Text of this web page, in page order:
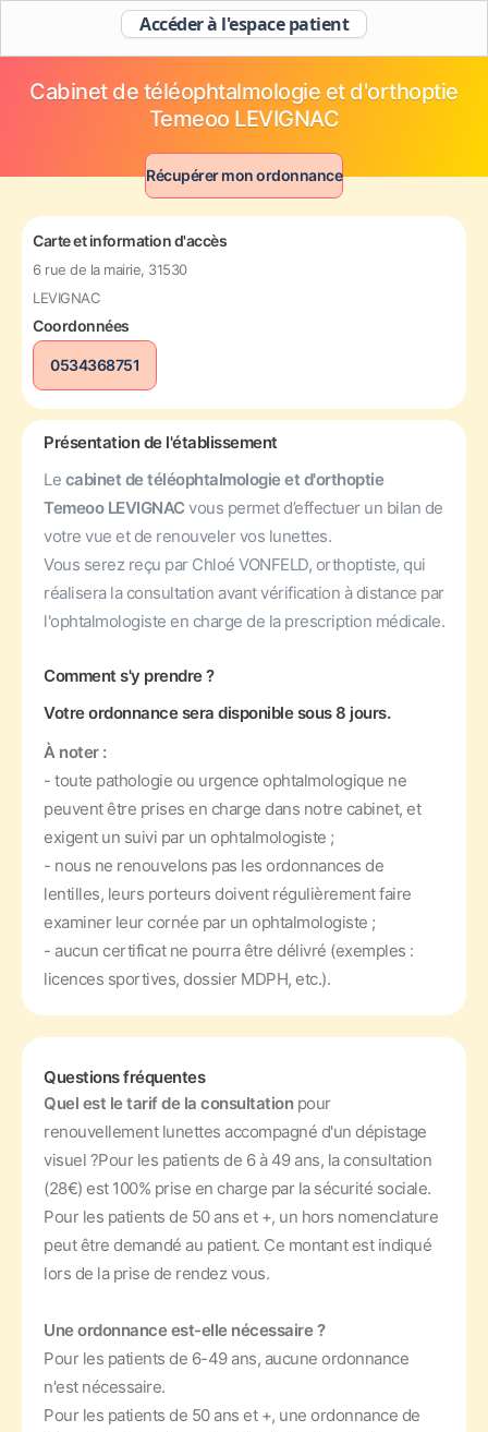
Accéder à l'espace patient
Cabinet de téléophtalmologie et d'orthoptie
Temeoo LEVIGNAC
Récupérer mon ordonnance
Carte et information d'accès
6 rue de la mairie, 31530
LEVIGNAC
Coordonnées
0534368751
Présentation de l'établissement
Le cabinet de téléophtalmologie et d'orthoptie
Temeoo LEVIGNACvous permet d’effectuer un bilan de
votre vue et de renouveler vos lunettes.
Vous serez reçu par Chloé VONFELD, orthoptiste, qui
réalisera la consultation avant vérification à distance par
l'ophtalmologiste en charge de la prescription médicale.
Comment s'y prendre ?
Votre ordonnance sera disponible sous 8 jours.
À noter :
- toute pathologie ou urgence ophtalmologique ne
peuvent être prises en charge dans notre cabinet, et
exigent un suivi par un ophtalmologiste ;
- nous ne renouvelons pas les ordonnances de
lentilles, leurs porteurs doivent régulièrement faire
examiner leur cornée par un ophtalmologiste ;
- aucun certificat ne pourra être délivré (exemples :
licences sportives, dossier MDPH, etc.).
Questions fréquentes
Quel est le tarif de la consultation pour
renouvellement lunettes accompagné d'un dépistage
visuel ?Pour les patients de 6 à 49 ans, la consultation
(28€) est 100% prise en charge par la sécurité sociale.
Pour les patients de 50 ans et +, un hors nomenclature
peut être demandé au patient. Ce montant est indiqué
lors de la prise de rendez vous.
Une ordonnance est-elle nécessaire ?
Pour les patients de 6-49 ans, aucune ordonnance
n'est nécessaire.
Pour les patients de 50 ans et +, une ordonnance de